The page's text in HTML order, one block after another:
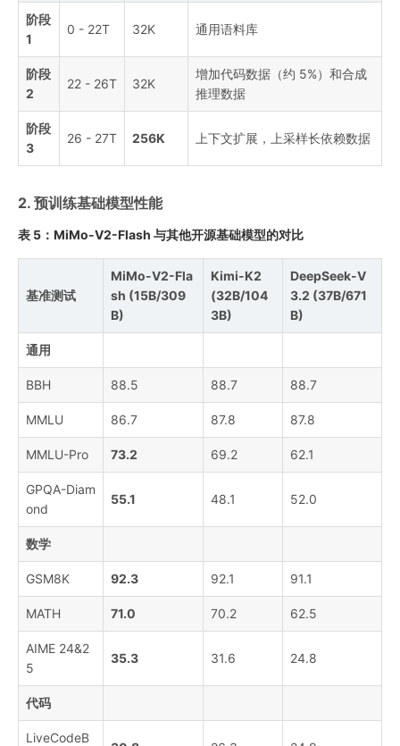
阶段
1
0 - 22T 32K 通用语料库
阶段
2
22 - 26T 32K
增加代码数据（约 5%）和合成
推理数据
阶段
3
26 - 27T 256K 上下文扩展，上采样长依赖数据
2. 预训练基础模型性能
表 5：MiMo-V2-Flash 与其他开源基础模型的对比
基准测试
MiMo-V2-Fla
sh (15B/309
B)
Kimi-K2
(32B/104
3B)
DeepSeek-V
3.2 (37B/671
B)
通用
BBH 88.5 88.7 88.7
MMLU 86.7 87.8 87.8
MMLU-Pro 73.2 69.2 62.1
GPQA-Diam
ond
55.1 48.1 52.0
数学
GSM8K 92.3 92.1 91.1
MATH 71.0 70.2 62.5
AIME 24&2
5
35.3 31.6 24.8
代码
LiveCodeB